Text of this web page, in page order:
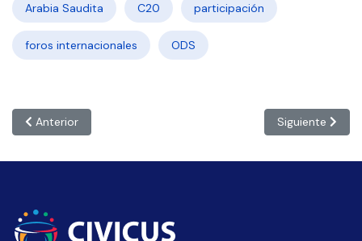
Arabia Saudita C20 participación
foros internacionales ODS
Artículo anterior: COLOMBIA: ‘La protección del medio
Anterior Artículo
Siguiente